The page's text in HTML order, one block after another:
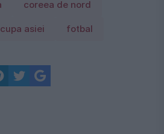
coreea de nord
cupa asiei fotbal